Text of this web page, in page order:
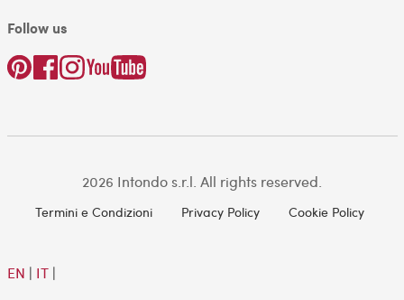
Follow us
2026 Intondo s.r.l. All rights reserved.
Termini e Condizioni Privacy Policy Cookie Policy
EN | IT|